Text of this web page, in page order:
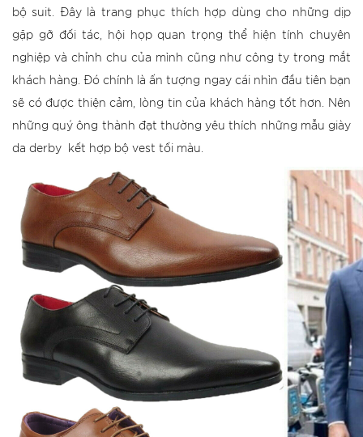
bộ suit. Đây là trang phục thích hợp dùng cho những dịp
gặp gỡ đối tác, hội họp quan trọng thể hiện tính chuyên
nghiệp và chỉnh chu của mình cũng như công ty trong mắt
khách hàng. Đó chính là ấn tượng ngay cái nhìn đầu tiên bạn
sẽ có được thiện cảm, lòng tin của khách hàng tốt hơn. Nên
những quý ông thành đạt thường yêu thích những mẫu giày
da derby kết hợp bộ vest tối màu.